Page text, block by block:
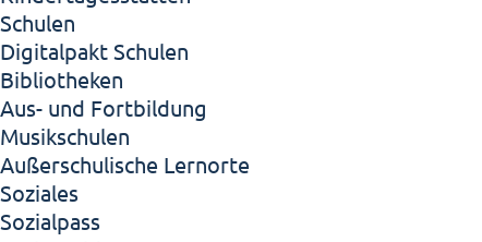
Schulen
Digitalpakt Schulen
Bibliotheken
Aus- und Fortbildung
Musikschulen
Außerschulische Lernorte
Soziales
Sozialpass